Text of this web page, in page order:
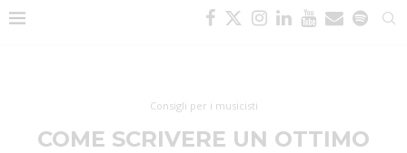
Consigli per i musicisti
COME SCRIVERE UN OTTIMO